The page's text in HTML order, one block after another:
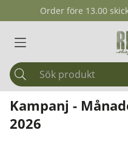
Order före 13.00
Kampanj -
2026